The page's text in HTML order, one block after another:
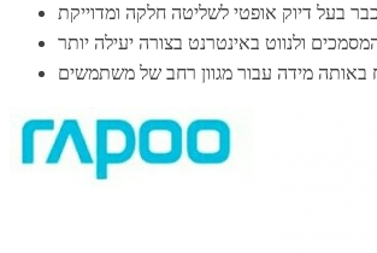
בעל דיוק אופטי לשליטה חלקה ומדוייקת